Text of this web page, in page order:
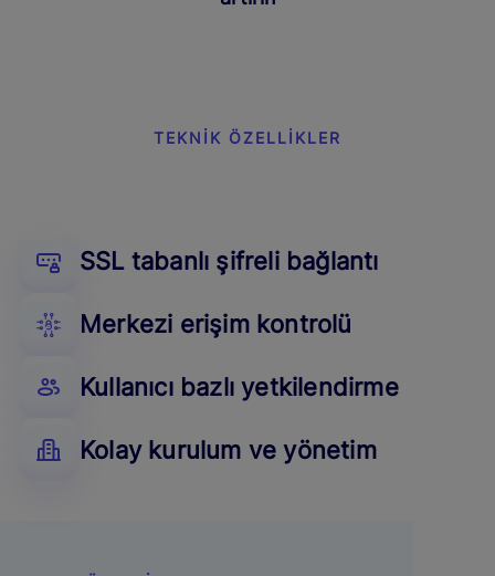
TEKNİK ÖZELLİKLER
SSL tabanlı şifreli bağlantı
Merkezi erişim kontrolü
Kullanıcı bazlı yetkilendirme
Kolay kurulum ve yönetim